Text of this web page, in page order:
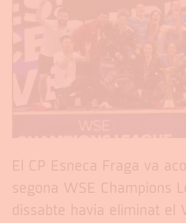
El CP Esneca Fraga va
segona WSE Champions
dissabte havia eliminat el